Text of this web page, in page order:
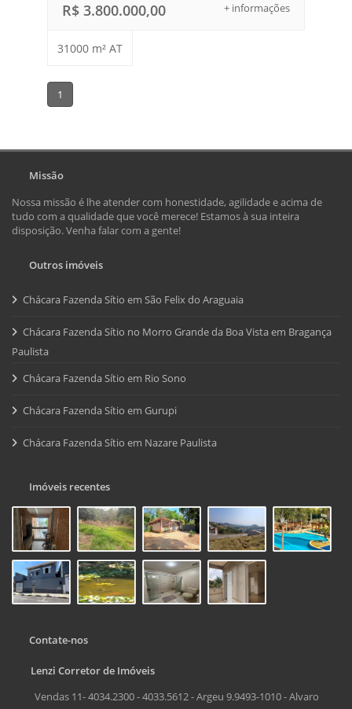
+ informações
R$ 3.800.000,00
31000 m² AT
1
Missão
Nossa missão é lhe atender com honestidade, agilidade e acima de
tudo com a qualidade que você merece! Estamos à sua inteira
disposição. Venha falar com a gente!
Outros imóveis
Chácara Fazenda Sítio em São Felix do Araguaia
Chácara Fazenda Sítio no Morro Grande da Boa Vista em Bragança
Paulista
Chácara Fazenda Sítio em Rio Sono
Chácara Fazenda Sítio em Gurupi
Chácara Fazenda Sítio em Nazare Paulista
Imóveis recentes
Contate-nos
Lenzi Corretor de Imóveis
Vendas 11- 4034.2300 - 4033.5612 - Argeu 9.9493-1010 - Alvaro